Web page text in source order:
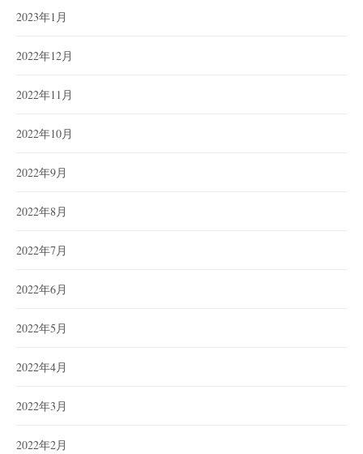
2023年1月
2022年12月
2022年11月
2022年10月
2022年9月
2022年8月
2022年7月
2022年6月
2022年5月
2022年4月
2022年3月
2022年2月